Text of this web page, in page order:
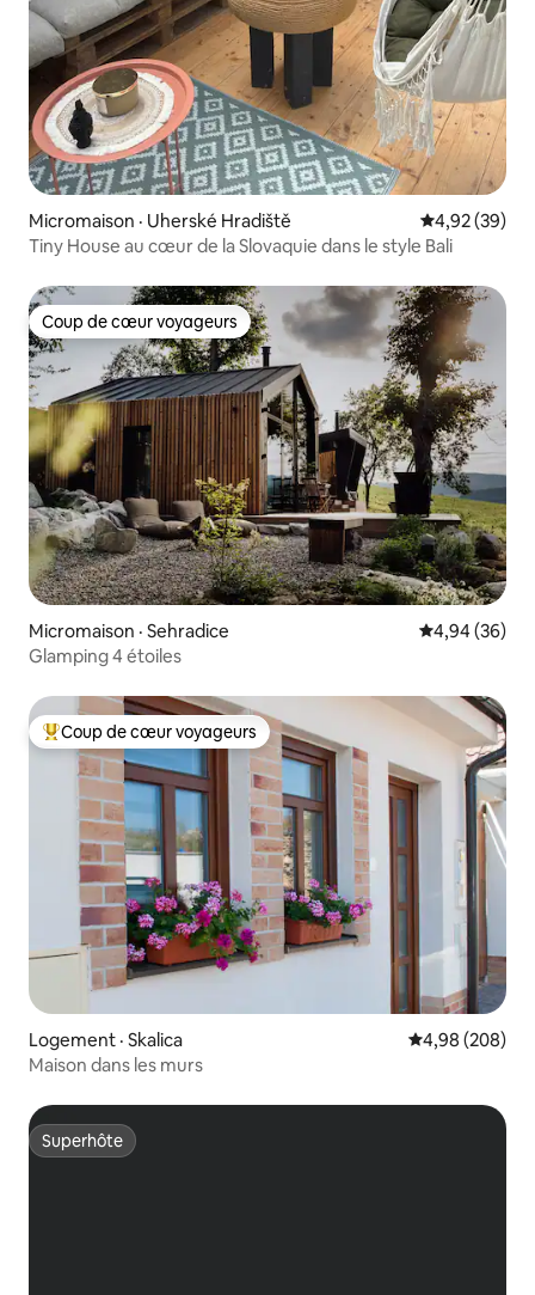
Micromaison · Uherské Hradiště Note
4,92 (39)
Tiny House au cœur de la Slovaquie dans le style Bali
Coup de cœur voyageurs
Coup de cœur voyageurs
Micromaison · Sehradice Note
4,94 (36)
Glamping 4 étoiles
Coup de cœur voyageurs parmi les plus aimés
Coup de cœur voyageurs
Logement · Skalica Note
4,98 (208)
Maison dans les murs
Superhôte
Superhôte